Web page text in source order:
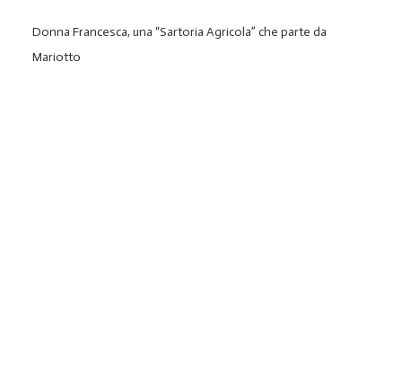
Donna Francesca, una “Sartoria Agricola” che parte da
Mariotto